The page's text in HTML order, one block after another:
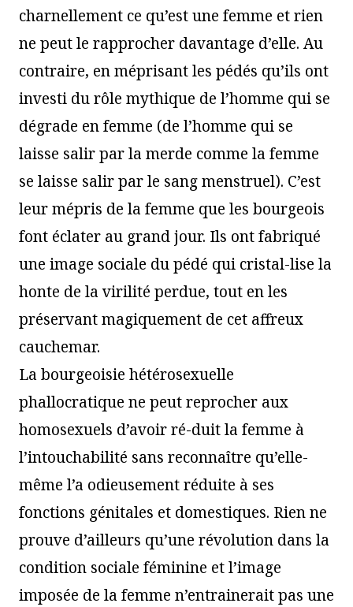
charnellement ce qu’est une femme et rien
ne peut le rapprocher davantage d’elle. Au
contraire, en méprisant les pédés qu’ils ont
investi du rôle mythique de l’homme qui se
dégrade en femme (de l’homme qui se
laisse salir par la merde comme la femme
se laisse salir par le sang menstruel). C’est
leur mépris de la femme que les bourgeois
font éclater au grand jour. Ils ont fabriqué
une image sociale du pédé qui cristal-lise la
honte de la virilité perdue, tout en les
préservant magiquement de cet affreux
cauchemar.
La bourgeoisie hétérosexuelle
phallocratique ne peut reprocher aux
homosexuels d’avoir ré-duit la femme à
l’intouchabilité sans reconnaître qu’elle-
même l’a odieusement réduite à ses
fonctions génitales et domestiques. Rien ne
prouve d’ailleurs qu’une révolution dans la
condition sociale féminine et l’image
imposée de la femme n’entrainerait pas une